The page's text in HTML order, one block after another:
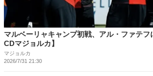
マルベーリャキャンプ初戦、アル・ファテフ
CDマジョルカ】
マジョルカ
2026/7/31 21:30